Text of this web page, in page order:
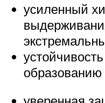
усиленный